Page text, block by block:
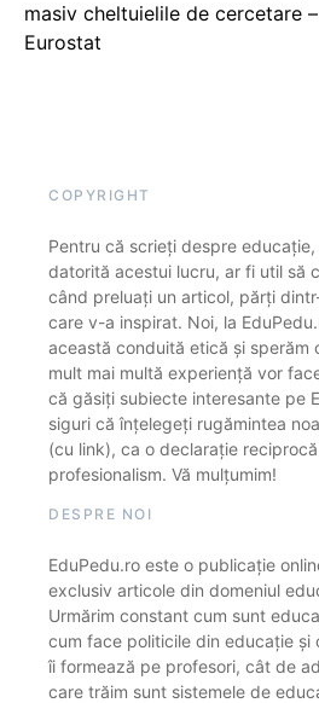
masiv cheltuielile de cercetare
Eurostat
COPYRIGHT
Pentru că scrieți despre
datorită acestui lucru, ar fi util să
când preluați un articol, părți
care v-a inspirat. Noi, la
această conduită etică și sperăm
mult mai multă experiență vor
că găsiți subiecte interesante pe
siguri că înțelegeți rugămintea
(cu link), ca o declarație
profesionalism. Vă mulțumim!
DESPRE NOI
EduPedu.ro este o publicație
exclusiv articole din domeniul
Urmărim constant cum sunt
cum face politicile din educație și
îi formează pe profesori, cât de
care trăim sunt sistemele de